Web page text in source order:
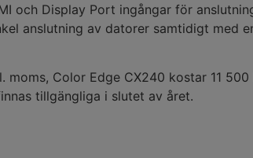
och Display Port ingångar för
anslutning av datorer samtidigt
Color Edge CX240 kostar 11
tillgängliga i slutet av året.